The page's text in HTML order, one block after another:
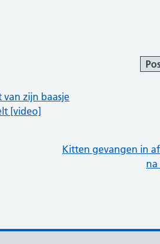
zijn baasje
[video]
Kitten gevangen in